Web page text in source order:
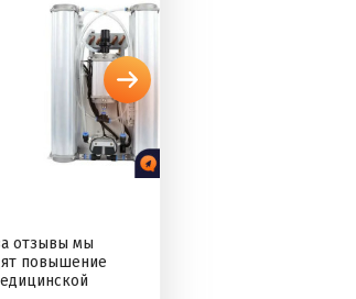
отзывы мы
повышение